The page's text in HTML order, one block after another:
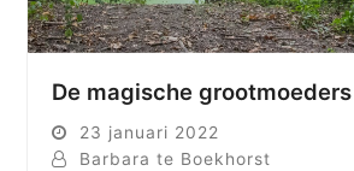
De magische grootmoeders
23 januari 2022
Barbara te Boekhorst